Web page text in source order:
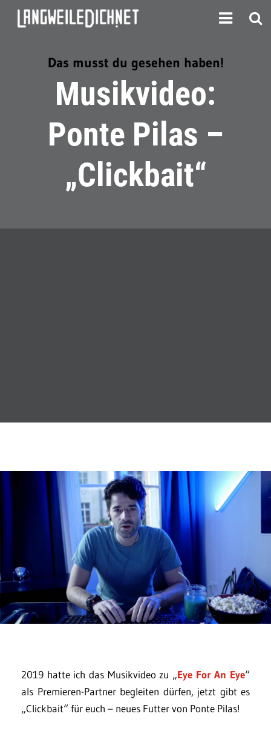
Das musst du gesehen haben!
Musikvideo:
Ponte Pilas –
„Clickbait“
2019 hatte ich das Musikvideo zu „Eye For An Eye“
als Premieren-Partner begleiten dürfen, jetzt gibt es
„Clickbait“ für euch – neues Futter von Ponte Pilas!